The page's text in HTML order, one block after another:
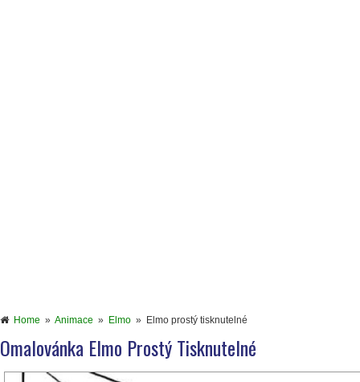
Home » Animace » Elmo » Elmo prostý tisknutelné
Omalovánka Elmo Prostý Tisknutelné